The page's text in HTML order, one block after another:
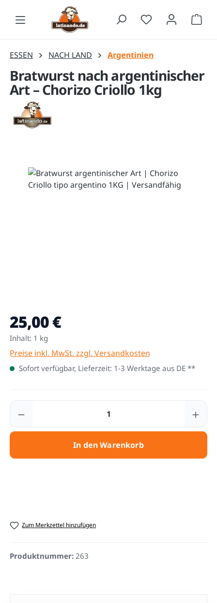
Zum Hauptinhalt springen
ESSEN NACH LAND Argentinien
Bratwurst nach argentinischer
Art – Chorizo Criollo 1kg
Regulärer Preis:
25,00 €
Inhalt: 1 kg
Preise inkl. MwSt. zzgl. Versandkosten
Sofort verfügbar, Lieferzeit: 1-3 Werktage aus DE **
Produkt Anzahl: Gib den gewünschten
In den Warenkorb
Zum Merkzettel hinzufügen
Produktnummer: 263